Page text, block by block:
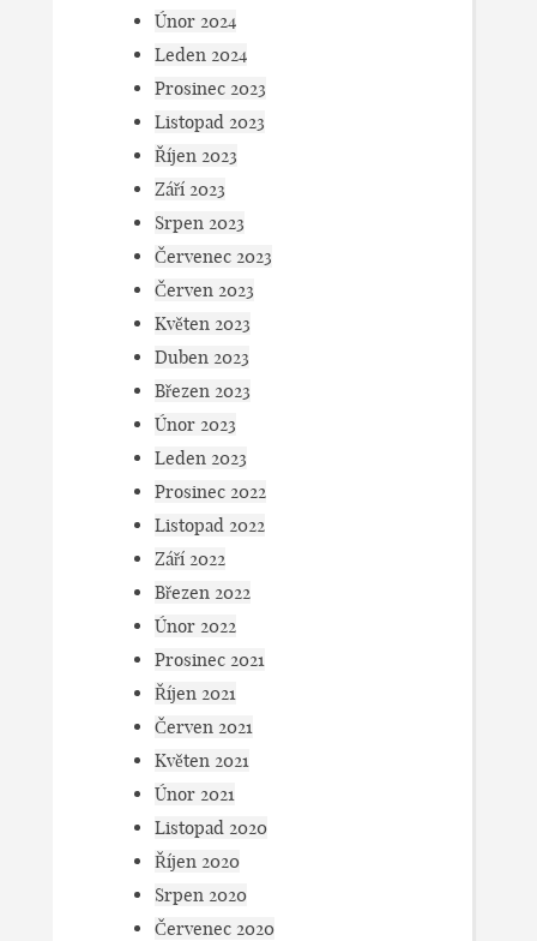
Únor 2024
Leden 2024
Prosinec 2023
Listopad 2023
Říjen 2023
Září 2023
Srpen 2023
Červenec 2023
Červen 2023
Květen 2023
Duben 2023
Březen 2023
Únor 2023
Leden 2023
Prosinec 2022
Listopad 2022
Září 2022
Březen 2022
Únor 2022
Prosinec 2021
Říjen 2021
Červen 2021
Květen 2021
Únor 2021
Listopad 2020
Říjen 2020
Srpen 2020
Červenec 2020